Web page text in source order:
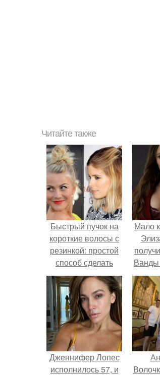
Читайте также
Быстрый пучок на
короткие волосы с
резинкой: простой
способ сделать
прическу за минуту
Мало
Дженнифер Лопес
исполнилось 57, и